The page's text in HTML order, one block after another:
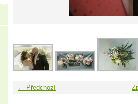
← Předchozí